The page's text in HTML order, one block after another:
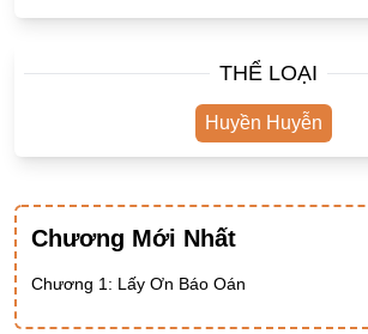
Dị Năng
Khác
Niên Đại
THỂ LOẠI
Huyền Huyễn
Chương Mới Nhất
Chương 1: Lấy Ơn Báo Oán